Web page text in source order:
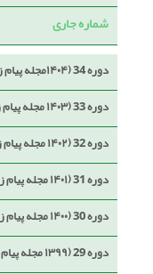
شماره جاری
دوره 34 (۱۴۰۴مجله پیام زن برای بانوان)
دوره 33 (۱۴۰۳ مجله پیام زن برای بانوان)
دوره 32 (۱۴۰۲ مجله پیام زن برای بانوان)
دوره 31 (۱۴۰۱ مجله پیام زن برای بانوان)
دوره 30 (۱۴۰۰ مجله پیام زن برای بانوان)
دوره 29 (۱۳۹۹ مجله پیام زن برای بانوان)